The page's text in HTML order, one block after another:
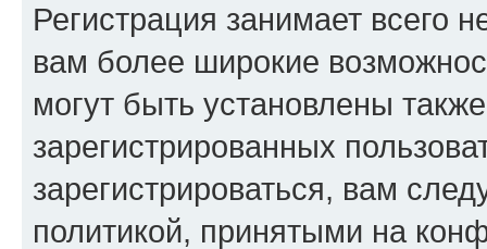
Регистрация занимает всего
вам более широкие
могут быть установлены
зарегистрированных
зарегистрироваться, вам
политикой, принятыми на